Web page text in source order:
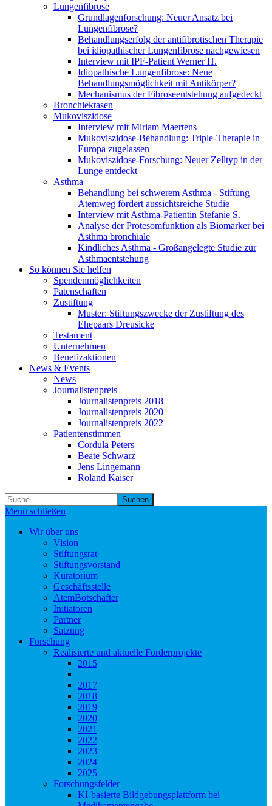
Lungenfibrose
Grundlagenforschung: Neuer Ansatz bei
Lungenfibrose?
Behandlungserfolg der antifibrotischen Therapie
bei idiopathischer Lungenfibrose nachgewiesen
Interview mit IPF-Patient Werner H.
Idiopathische Lungenfibrose: Neue
Behandlungsmöglichkeit mit Antikörper?
Mechanismus der Fibroseentstehung aufgedeckt
Bronchiektasen
Mukoviszidose
Interview mit Miriam Maertens
Mukoviszidose-Behandlung: Triple-Therapie in
Europa zugelassen
Mukoviszidose-Forschung: Neuer Zelltyp in der
Lunge entdeckt
Asthma
Behandlung bei schwerem Asthma - Stiftung
Atemweg fördert aussichtsreiche Studie
Interview mit Asthma-Patientin Stefanie S.
Analyse der Protesomfunktion als Biomarker bei
Asthma bronchiale
Kindliches Asthma - Großangelegte Studie zur
Asthmaentstehung
So können Sie helfen
Spendenmöglichkeiten
Patenschaften
Zustiftung
Muster: Stiftungszwecke der Zustiftung des
Ehepaars Dreusicke
Testament
Unternehmen
Benefizaktionen
News & Events
News
Journalistenpreis
Journalistenpreis 2018
Journalistenpreis 2020
Journalistenpreis 2022
Patientenstimmen
Cordula Peters
Beate Schwarz
Jens Lingemann
Roland Kaiser
Suchen
Menü schließen
Wir über uns
Vision
Stiftungsrat
Stiftungsvorstand
Kuratorium
Geschäftsstelle
AtemBotschafter
Initiatoren
Partner
Satzung
Forschung
Realisierte und aktuelle Förderprojekte
2015
2017
2018
2019
2020
2021
2022
2023
2024
2025
Forschungsfelder
KI-basierte Bildgebungsplattform bei